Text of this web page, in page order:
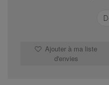
Ajouter à ma liste
d'envies